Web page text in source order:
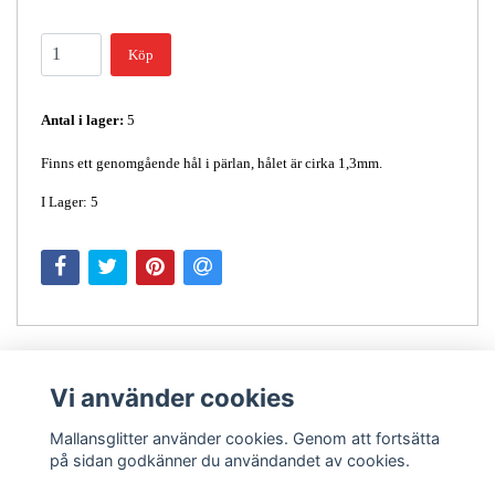
Köp
Antal i lager: 5
Finns ett genomgående hål i pärlan, hålet är cirka 1,3mm.
I Lager: 5
Vi använder cookies
Mallansglitter använder cookies. Genom att fortsätta
på sidan godkänner du användandet av cookies.